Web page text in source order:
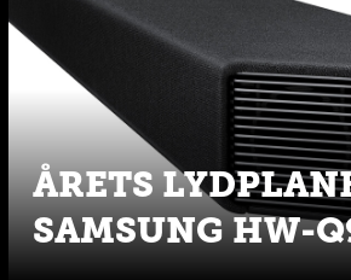
ÅRETS
SAMSUNG HW-